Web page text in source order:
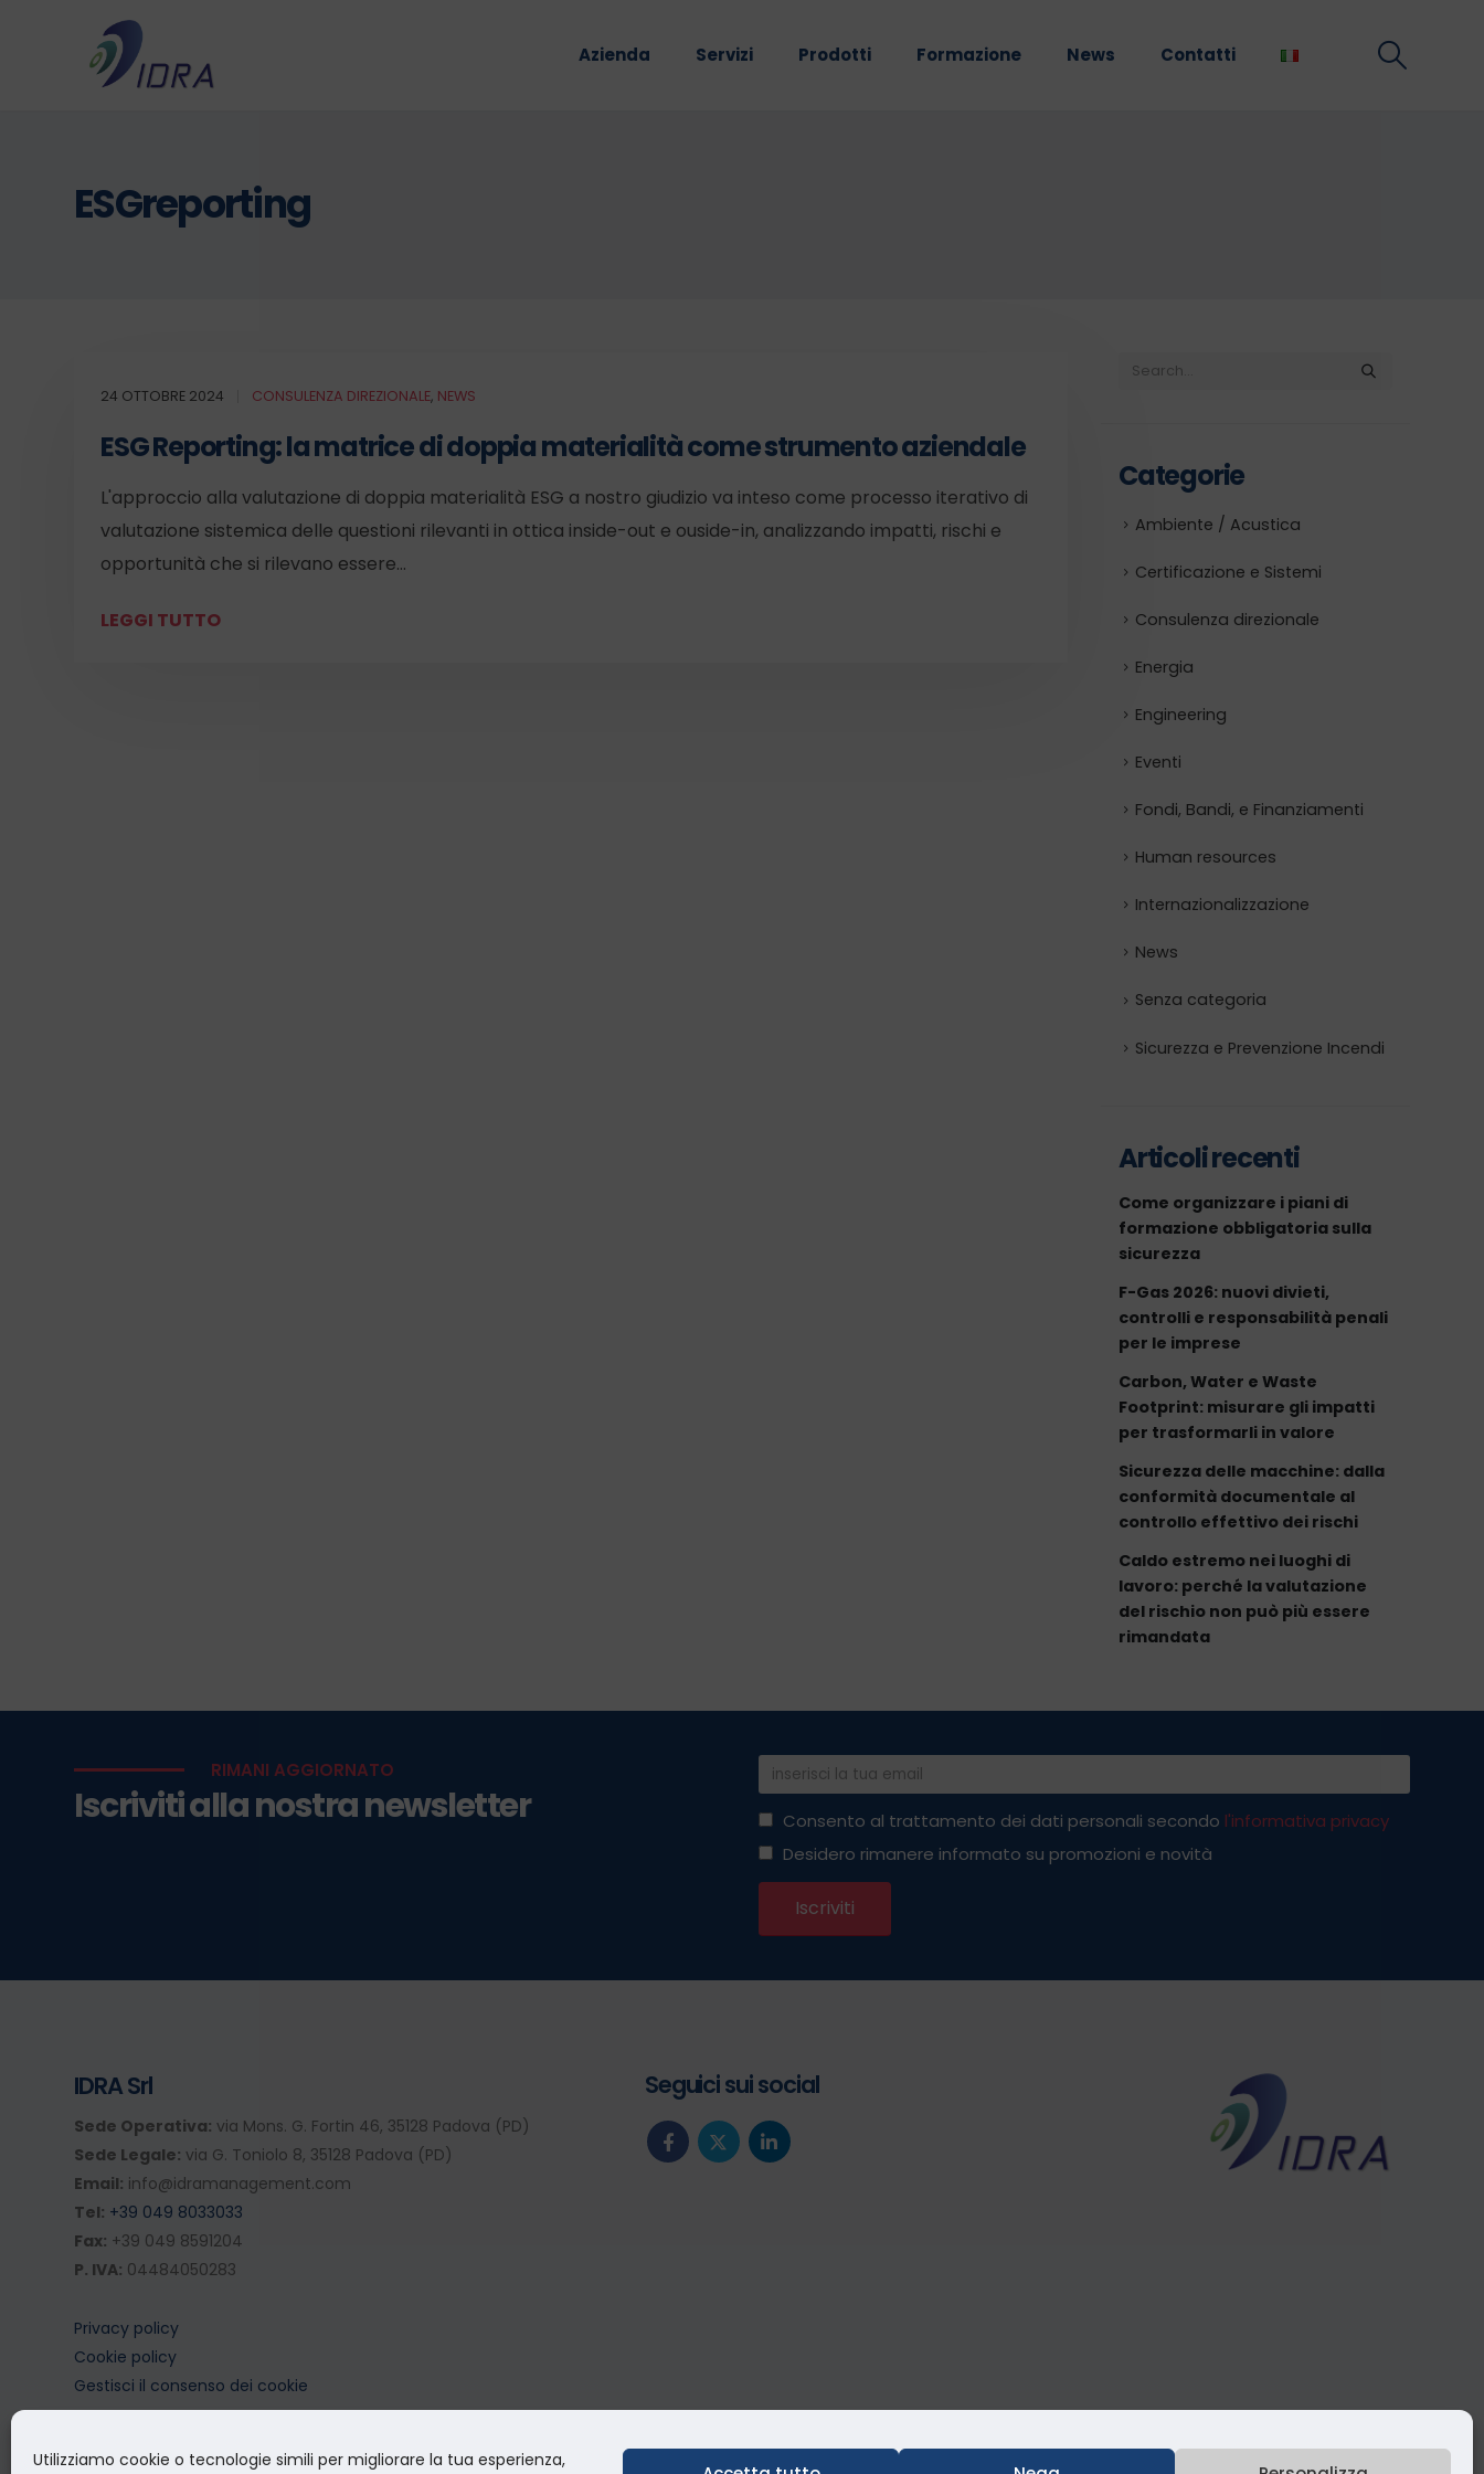
Utilizziamo cookie o tecnologie simili per migliorare la tua esperienza,
Azienda Servizi Prodotti Formazione News Contatti
ESGreporting
24 OTTOBRE 2024 CONSULENZA DIREZIONALE, NEWS
ESG Reporting: la matrice di doppia materialità come strumento aziendale
L'approccio alla valutazione di doppia materialità ESG a nostro giudizio va inteso come processo iterativo di
valutazione sistemica delle questioni rilevanti in ottica inside-out e ouside-in, analizzando impatti, rischi e
opportunità che si rilevano essere...
LEGGI TUTTO
Categorie
Ambiente / Acustica
Certificazione e Sistemi
Consulenza direzionale
Energia
Engineering
Eventi
Fondi, Bandi, e Finanziamenti
Human resources
Internazionalizzazione
News
Senza categoria
Sicurezza e Prevenzione Incendi
Articoli recenti
Come organizzare i piani di
formazione obbligatoria sulla
sicurezza
F-Gas 2026: nuovi divieti,
controlli e responsabilità penali
per le imprese
Carbon, Water e Waste
Footprint: misurare gli impatti
per trasformarli in valore
Sicurezza delle macchine: dalla
conformità documentale al
controllo effettivo dei rischi
Caldo estremo nei luoghi di
lavoro: perché la valutazione
del rischio non può più essere
rimandata
RIMANI AGGIORNATO
Iscriviti alla nostra newsletter Consento al trattamento dei dati personali secondo l'informativa privacy
Desidero rimanere informato su promozioni e novità
IDRA Srl
Sede Operativa: via Mons. G. Fortin 46, 35128 Padova (PD)
Sede Legale: via G. Toniolo 8, 35128 Padova (PD)
Email: info@idramanagement.com
Tel: +39 049 8033033
Fax: +39 049 8591204
P. IVA: 04484050283
Privacy policy
Cookie policy
Gestisci il consenso dei cookie
Seguici sui social